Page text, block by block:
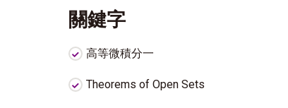
關鍵字
高等微積分一
Theorems of Open Sets